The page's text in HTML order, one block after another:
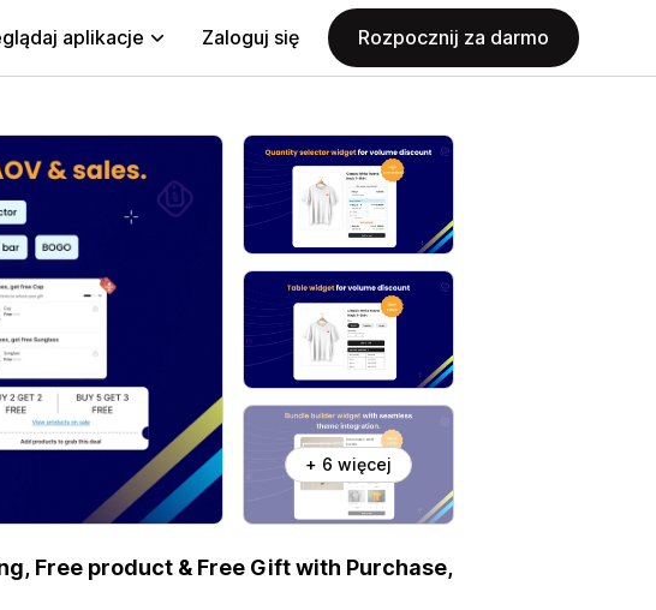
aplikacje Zaloguj się Rozpocznij za darmo
+ 6 więcej
Free product & Free Gift with Purchase,